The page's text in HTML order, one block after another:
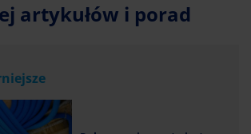
artykułów i porad